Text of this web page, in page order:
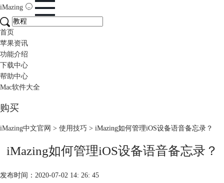
iMazing
首页
苹果资讯
功能介绍
下载中心
帮助中心
Mac软件大全
购买
iMazing中文官网 > 使用技巧 > iMazing如何管理iOS设备语音备忘录？
iMazing如何管理iOS设备语音备忘录？
发布时间：2020-07-02 14: 26: 45